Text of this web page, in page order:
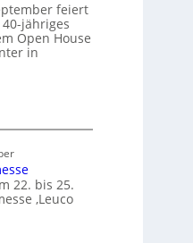
feiert
jähriges
Open House
in
22. bis 25.
‚Leuco